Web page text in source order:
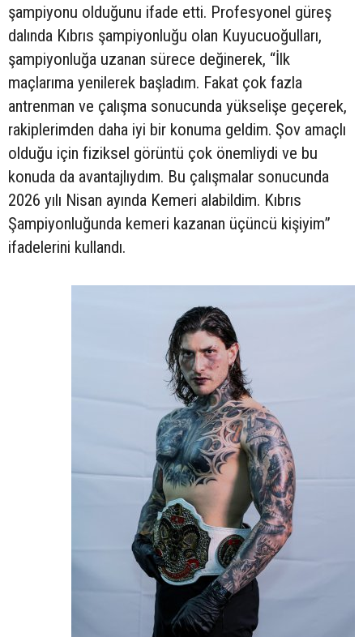
şampiyonu olduğunu ifade etti. Profesyonel güreş
dalında Kıbrıs şampiyonluğu olan Kuyucuoğulları,
şampiyonluğa uzanan sürece değinerek, “İlk
maçlarıma yenilerek başladım. Fakat çok fazla
antrenman ve çalışma sonucunda yükselişe geçerek,
rakiplerimden daha iyi bir konuma geldim. Şov amaçlı
olduğu için fiziksel görüntü çok önemliydi ve bu
konuda da avantajlıydım. Bu çalışmalar sonucunda
2026 yılı Nisan ayında Kemeri alabildim. Kıbrıs
Şampiyonluğunda kemeri kazanan üçüncü kişiyim”
ifadelerini kullandı.